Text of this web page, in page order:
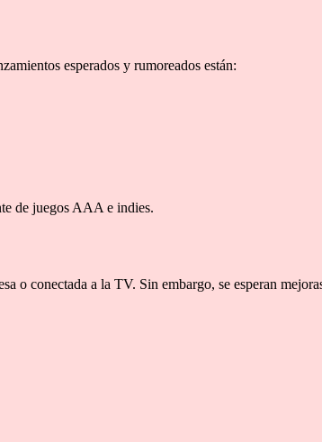
esperados y rumoreados están:
de juegos AAA e indies.
o conectada a la TV. Sin embargo, se esperan